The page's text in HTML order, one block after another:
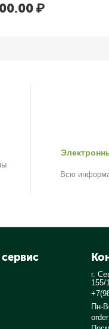
₽
Всю
г.
155/1
Пн-